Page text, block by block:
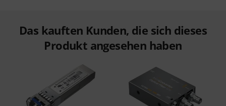
Das kauften Kunden, die sich dieses
Produkt angesehen haben